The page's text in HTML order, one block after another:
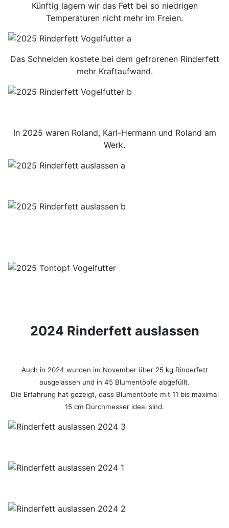
Künftig lagern wir das Fett bei so niedrigen
Temperaturen nicht mehr im Freien.
Das Schneiden kostete bei dem gefrorenen Rinderfett
mehr Kraftaufwand.
In 2025 waren Roland, Karl-Hermann und Roland am
Werk.
2024 Rinderfett auslassen
Auch in 2024 wurden im November über 25 kg Rinderfett
ausgelassen und in 45 Blumentöpfe abgefüllt.
Die Erfahrung hat gezeigt, dass Blumentöpfe mit 11 bis maximal
15 cm Durchmesser ideal sind.